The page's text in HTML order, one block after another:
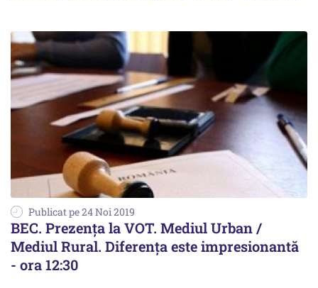
Publicat pe 24 Noi 2019
BEC. Prezența la VOT. Mediul Urban /
Mediul Rural. Diferența este impresionantă
- ora 12:30